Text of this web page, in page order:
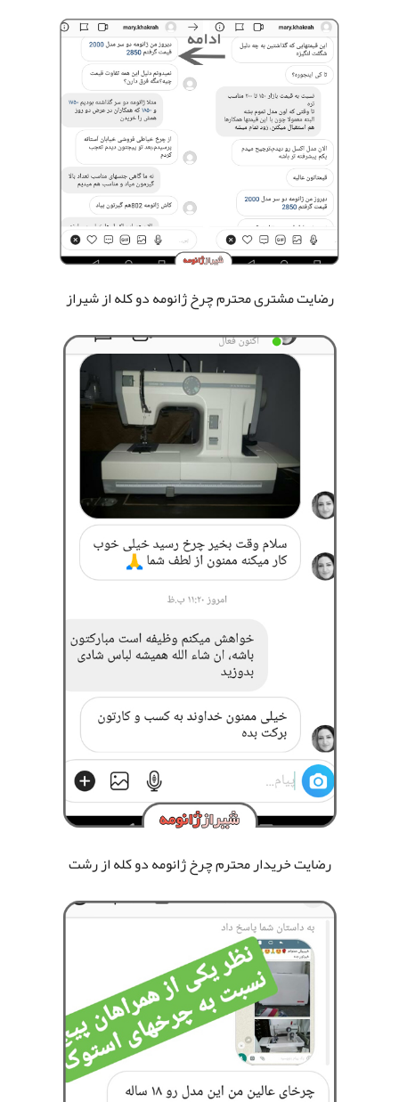
رضایت مشتری محترم چرخ ژانومه دو کلهاز شیراز
رضایت خریدار محترم چرخ ژانومه دو کله از رشت